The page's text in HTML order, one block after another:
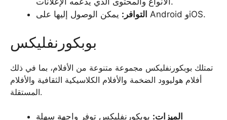
التوافر:
يمكن الوصول إليها على Android وiOS.
بوبكورنفليكس
تمتلك بوبكورنفليكس مجموعة متنوعة من الأفلام، بما في ذلك
أفلام هوليوود الضخمة والأفلام الكلاسيكية الثقافية والأفلام
المستقلة.
الميزات: بوبكورنفليكس توفر واجهة سهلة